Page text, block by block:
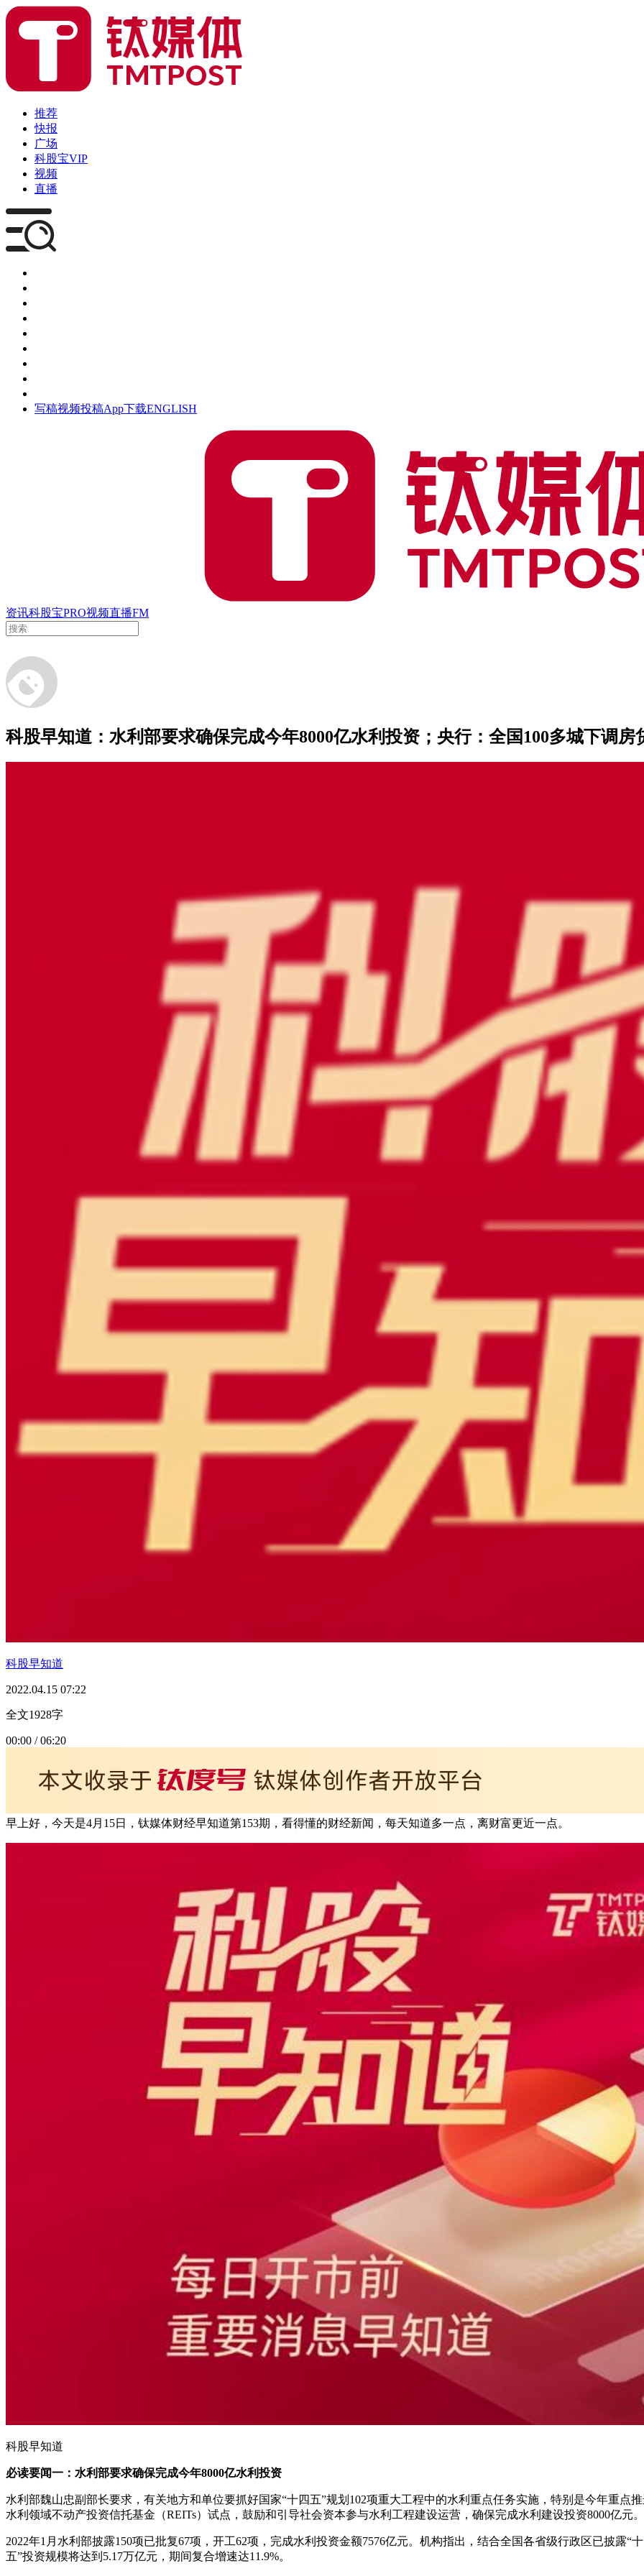
推荐
快报
广场
科股宝VIP
视频
直播
写稿视频投稿App下载ENGLISH
资讯科股宝PRO视频直播FM
科股早知道：水利部要求确保完成今年8000亿水利投资；央行：全国100多城下调房
科股早知道
2022.04.15 07:22
全文1928字
00:00 / 06:20
早上好，今天是4月15日，钛媒体财经早知道第153期，看得懂的财经新闻，每天知道多一点，离财富更近一点。
科股早知道
必读要闻一：水利部要求确保完成今年8000亿水利投资
水利部魏山忠副部长要求，有关地方和单位要抓好国家“十四五”规划102项重大工程中的水利重点任务实施，特别是今年重点
水利领域不动产投资信托基金（REITs）试点，鼓励和引导社会资本参与水利工程建设运营，确保完成水利建设投资8000亿元。
2022年1月水利部披露150项已批复67项，开工62项，完成水利投资金额7576亿元。机构指出，结合全国各省级行政区已披露“
五”投资规模将达到5.17万亿元，期间复合增速达11.9%。